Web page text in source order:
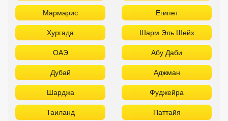
Мармарис Египет
Хургада Шарм Эль Шейх
ОАЭ Абу Даби
Дубай Аджман
Шарджа Фуджейра
Таиланд Паттайя